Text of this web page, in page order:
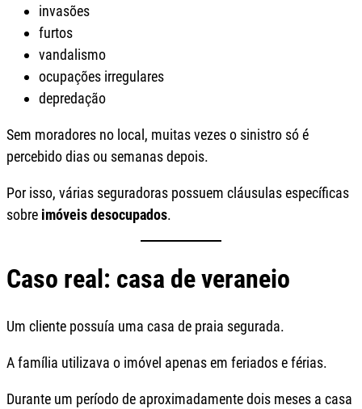
invasões
furtos
vandalismo
ocupações irregulares
depredação
Sem moradores no local, muitas vezes o sinistro só é
percebido dias ou semanas depois.
Por isso, várias seguradoras possuem cláusulas específicas
sobre imóveis desocupados.
Caso real: casa de veraneio
Um cliente possuía uma casa de praia segurada.
A família utilizava o imóvel apenas em feriados e férias.
Durante um período de aproximadamente dois meses a casa